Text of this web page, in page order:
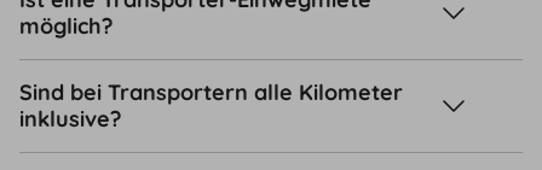
möglich?
Sind bei Transportern alle Kilometer
inklusive?